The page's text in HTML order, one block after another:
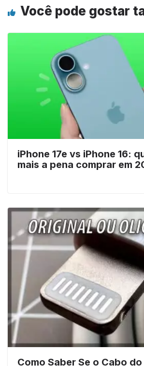
Você pode gostar
iPhone 17e vs iPhone 16:
mais a pena comprar em
Como Saber Se o Cabo